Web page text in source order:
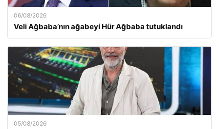
06/08/2026
Veli Ağbaba’nın ağabeyi Hür Ağbaba tutuklandı
05/08/2026